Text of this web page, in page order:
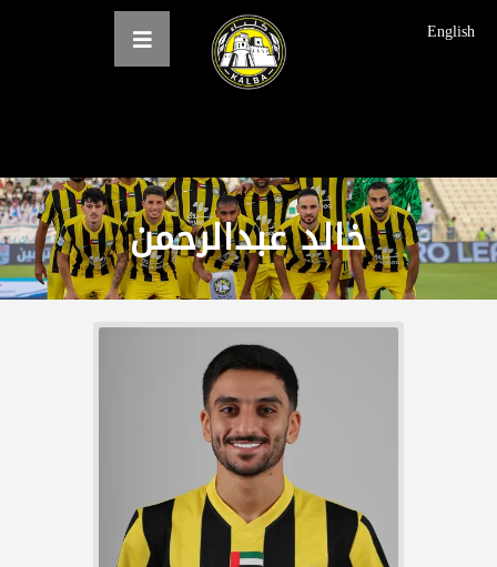
English
خالد عبدالرحمن
الرئيسية
عن النادي
فرق النادي
الاخبار